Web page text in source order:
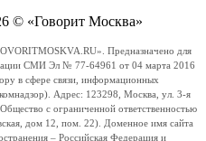
© «Говорит Москва»
Предназначено для
СМИ Эл № 77-64961 от 04 марта 2016
в сфере связи, информационных
Адрес: 123298, Москва, ул. 3-я
с ограниченной ответственностью
дом 12, пом. 22). Доменное имя сайта
– Российская Федерация и